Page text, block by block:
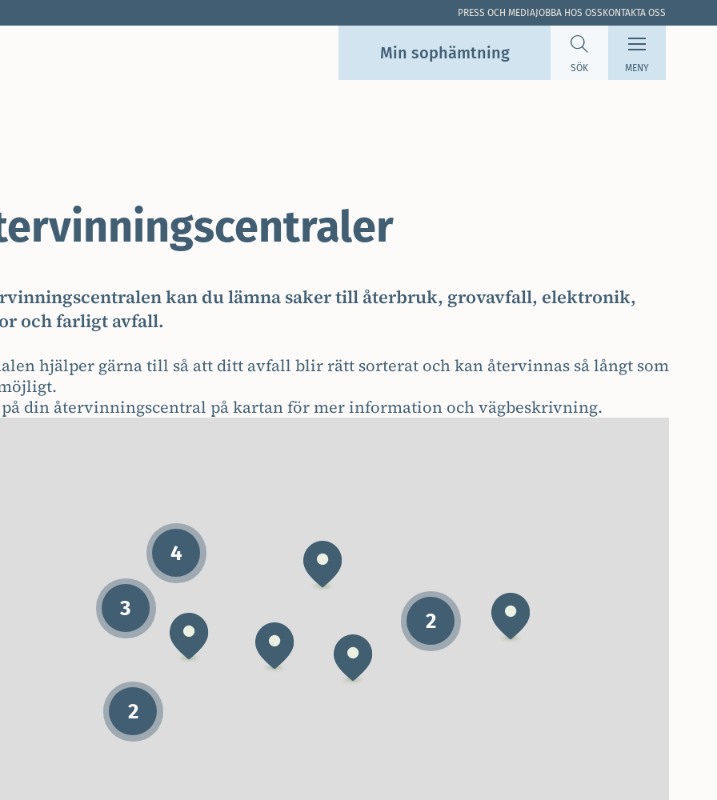
Min sop­hämtning
SÖK MENY
PRESS OCH MEDIA JOBBA HOS OSS KONTAKTA OSS
kan du lämna saker till återbruk, grovavfall, elektronik,
och farligt avfall.
hjälper gärna till så att ditt avfall blir rätt sorterat och kan återvinnas så långt som
din återvinningscentral på kartan för mer information och vägbeskrivning.
2
2
3
4